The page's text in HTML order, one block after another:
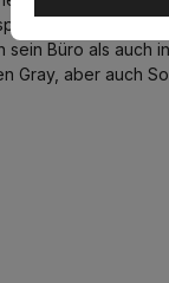
Robustheit
Büro als
Gray, aber auch